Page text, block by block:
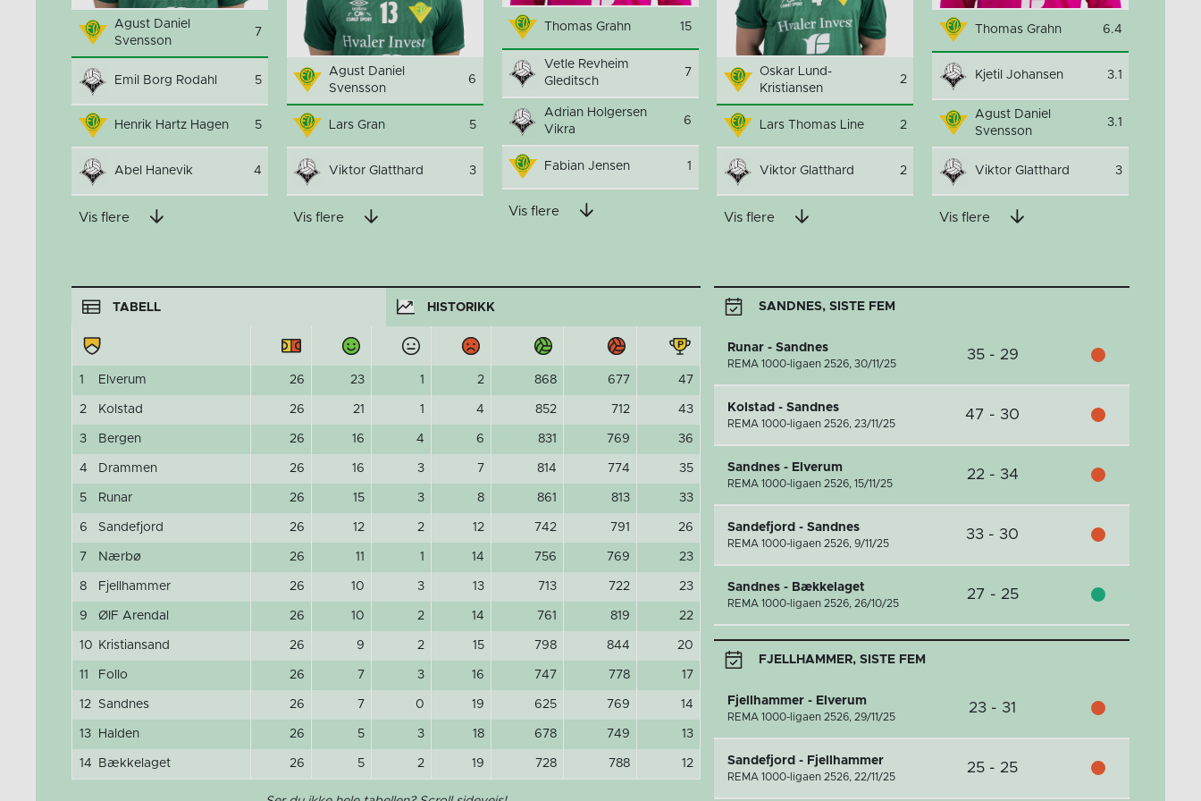
Agust Daniel
Svensson
7
Emil Borg Rodahl 5
Henrik Hartz Hagen 5
Abel Hanevik 4
Vis flere
Agust Daniel
Svensson
6
Lars Gran 5
Viktor Glatthard 3
Vis flere
Thomas Grahn 15
Vetle Revheim
Gleditsch
7
Adrian Holgersen
Vikra
6
Fabian Jensen 1
Vis flere
Oskar Lund-
Kristiansen
2
Lars Thomas Line 2
Viktor Glatthard 2
Vis flere
Thomas Grahn 6.4
Kjetil Johansen 3.1
Agust Daniel
Svensson
3.1
Viktor Glatthard 3
Vis flere
TABELL HISTORIKK
1 Elverum 26 23 1 2 868 677 47
2 Kolstad 26 21 1 4 852 712 43
3 Bergen 26 16 4 6 831 769 36
4 Drammen 26 16 3 7 814 774 35
5 Runar 26 15 3 8 861 813 33
6 Sandefjord 26 12 2 12 742 791 26
7 Nærbø 26 11 1 14 756 769 23
8 Fjellhammer 26 10 3 13 713 722 23
9 ØIF Arendal 26 10 2 14 761 819 22
10 Kristiansand 26 9 2 15 798 844 20
11 Follo 26 7 3 16 747 778 17
12 Sandnes 26 7 0 19 625 769 14
13 Halden 26 5 3 18 678 749 13
14 Bækkelaget 26 5 2 19 728 788 12
SANDNES, SISTE FEM
Runar - Sandnes
REMA 1000-ligaen 2526,30/11/25
35 - 29
Kolstad - Sandnes
REMA 1000-ligaen 2526, 23/11/25
47 - 30
Sandnes - Elverum
REMA 1000-ligaen 2526,15/11/25
22 - 34
Sandefjord - Sandnes
REMA 1000-ligaen 2526,9/11/25
33 - 30
Sandnes - Bækkelaget
REMA 1000-ligaen 2526, 26/10/25
27 - 25
FJELLHAMMER, SISTE FEM
Fjellhammer - Elverum
REMA 1000-ligaen 2526, 29/11/25
23 - 31
Sandefjord - Fjellhammer
REMA 1000-ligaen 2526, 22/11/25
25 - 25